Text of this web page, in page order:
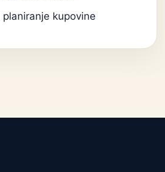
kupovine